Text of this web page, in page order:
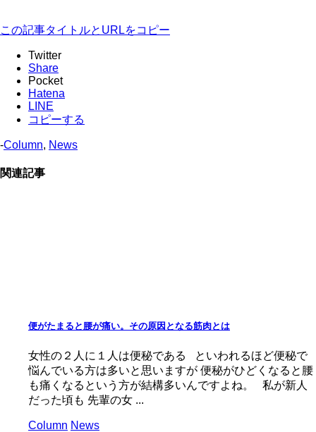
この記事タイトルとURLをコピー
Twitter
Share
Pocket
Hatena
LINE
コピーする
-Column, News
関連記事
便がたまると腰が痛い。その原因となる筋肉とは
女性の２人に１人は便秘である といわれるほど便秘で
悩んでいる方は多いと思いますが 便秘がひどくなると腰
も痛くなるという方が結構多いんですよね。 私が新人
だった頃も 先輩の女 ...
Column News